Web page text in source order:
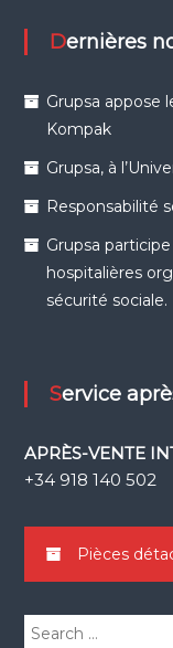
Dernières
Grupsa appose
Kompak
Grupsa, à
Responsabilité
Grupsa
hospitalières
sécurité sociale.
Service
APRÈS-VENTE
+34 918 140 502
Pièces
Search